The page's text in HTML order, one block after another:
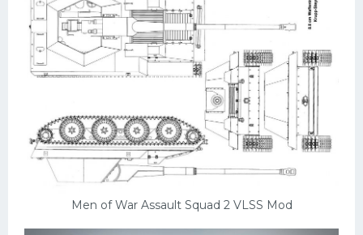
Men of War Assault Squad 2 VLSS Mod